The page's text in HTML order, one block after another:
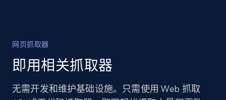
网页抓取器
即用相关抓取器
无需开发和维护基础设施。只需使用 Web 抓取